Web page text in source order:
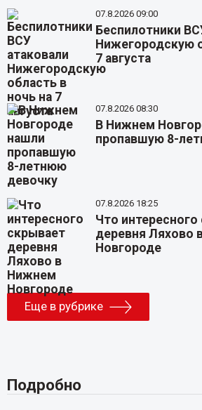
07.8.2026 09:00
Беспилотники
Нижегородскую
7 августа
07.8.2026 08:30
В Нижнем
пропавшую 8-
07.8.2026 18:25
Что
деревня Ляхово
Новгороде
Еще в рубрике
Подробно